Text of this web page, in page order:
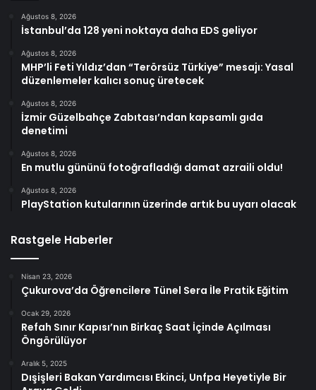
Ağustos 8, 2026
İstanbul’da 128 yeni noktaya daha EDS geliyor
Ağustos 8, 2026
MHP’li Feti Yıldız’dan “Terörsüz Türkiye” mesajı: Yasal
düzenlemeler kalıcı sonuç üretecek
Ağustos 8, 2026
İzmir Güzelbahçe Zabıtası’ndan kapsamlı gıda
denetimi
Ağustos 8, 2026
En mutlu gününü fotoğrafladığı damat azraili oldu!
Ağustos 8, 2026
PlayStation kutularının üzerinde artık bu uyarı olacak
Rastgele Haberler
Nisan 23, 2026
Çukurova’da Öğrencilere Tünel Sera İle Pratik Eğitim
Ocak 29, 2026
Refah Sınır Kapısı’nın Birkaç Saat İçinde Açılması
Öngörülüyor
Aralık 5, 2025
Dışişleri Bakan Yardımcısı Ekinci, Unfpa Heyetiyle Bir